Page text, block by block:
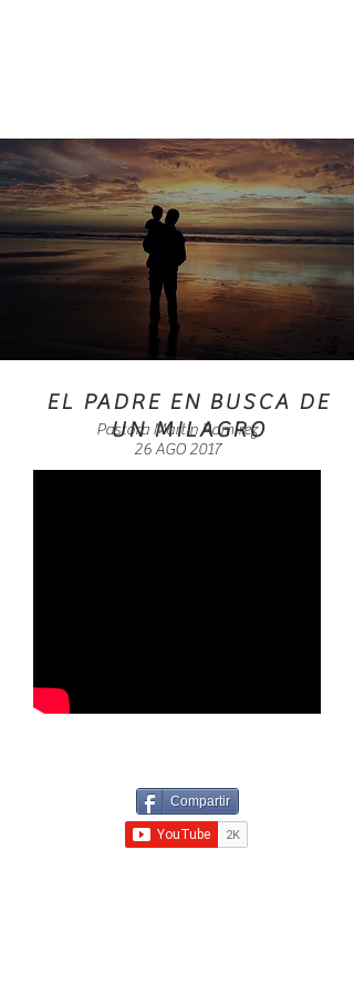
Pastora Martín Ramírez
26 AGO 2017
Compartir
EL PADRE EN BUSCA DE
UN MILAGRO